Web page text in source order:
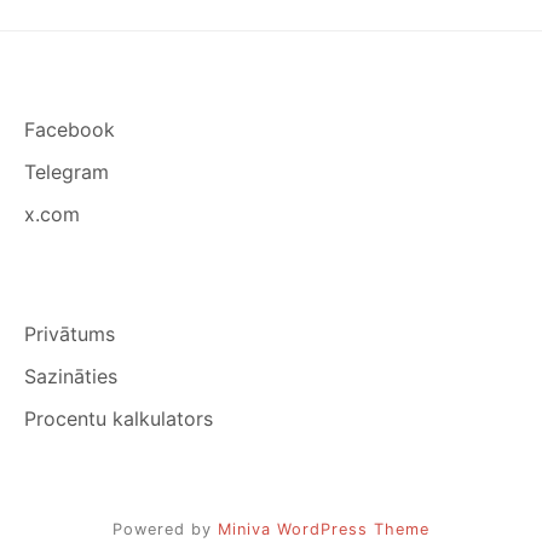
Facebook
Telegram
x.com
Privātums
Sazināties
Procentu kalkulators
Powered by Miniva WordPress Theme